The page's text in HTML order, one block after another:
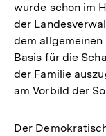
wurde schon im
der
dem
Basis für die
der Familie
am Vorbild der
Der